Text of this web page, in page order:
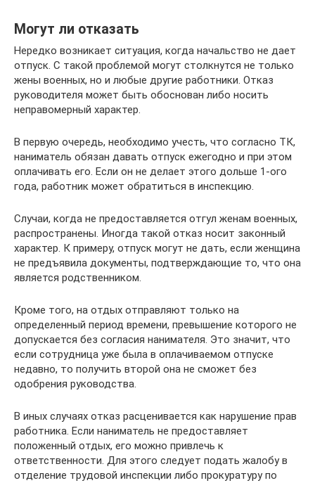
Могут ли отказать
Нередко возникает ситуация, когда начальство не дает
отпуск. С такой проблемой могут столкнутся не только
жены военных, но и любые другие работники. Отказ
руководителя может быть обоснован либо носить
неправомерный характер.
В первую очередь, необходимо учесть, что согласно ТК,
наниматель обязан давать отпуск ежегодно и при этом
оплачивать его. Если он не делает этого дольше 1-ого
года, работник может обратиться в инспекцию.
Случаи, когда не предоставляется отгул женам военных,
распространены. Иногда такой отказ носит законный
характер. К примеру, отпуск могут не дать, если женщина
не предъявила документы, подтверждающие то, что она
является родственником.
Кроме того, на отдых отправляют только на
определенный период времени, превышение которого не
допускается без согласия нанимателя. Это значит, что
если сотрудница уже была в оплачиваемом отпуске
недавно, то получить второй она не сможет без
одобрения руководства.
В иных случаях отказ расценивается как нарушение прав
работника. Если наниматель не предоставляет
положенный отдых, его можно привлечь к
ответственности. Для этого следует подать жалобу в
отделение трудовой инспекции либо прокуратуру по